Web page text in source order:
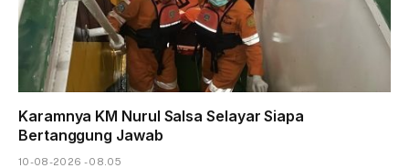
Karamnya KM Nurul Salsa Selayar Siapa
Bertanggung Jawab
10-08-2026 - 08.05